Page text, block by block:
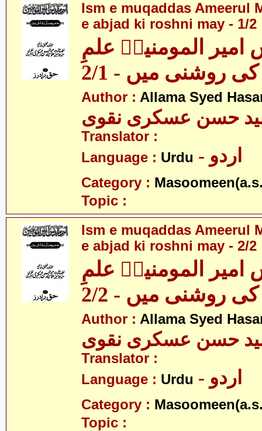
Ism e muqaddas Ameerul
e abjad ki roshni may - 1/2
المومنینؑ علمِ
روشنی میں - 2/1
Author : Allama Syed
حسن عسکری نقوی
Translator :
Language : Urdu - اردو
Category :
Topic :
Ism e muqaddas Ameerul
e abjad ki roshni may - 2/2
المومنینؑ علمِ
روشنی میں - 2/2
Author : Allama Syed
حسن عسکری نقوی
Translator :
Language : Urdu - اردو
Category :
Topic :